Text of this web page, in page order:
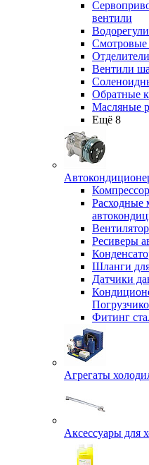
вентили
Смотровые
Вентили
Обратные
Масляные
Ещё 8
Расходные
Ресиверы
Шланги
Датчики
Фитинг
Агрегаты
Аксессуары для